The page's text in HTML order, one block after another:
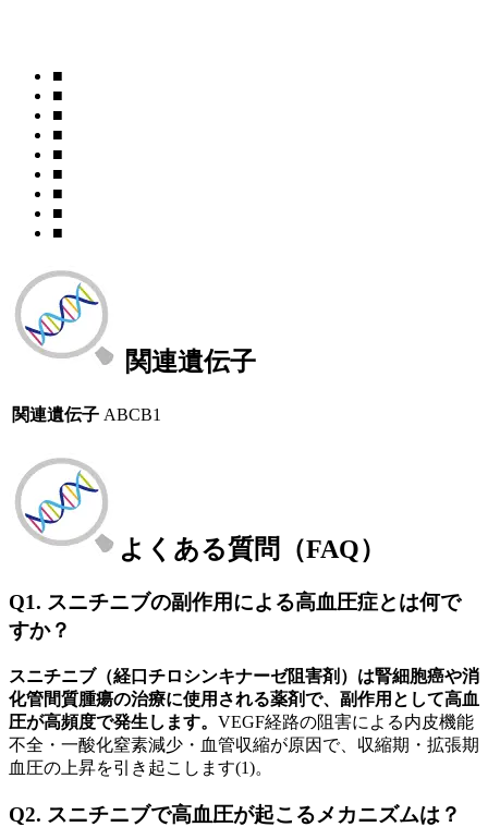
■
■
■
■
■
■
■
■
■
関連遺伝子
関連遺伝子 ABCB1
よくある質問（FAQ）
Q1. スニチニブの副作用による高血圧症とは何で
すか？
スニチニブ（経口チロシンキナーゼ阻害剤）は腎細胞癌や消
化管間質腫瘍の治療に使用される薬剤で、副作用として高血
圧が高頻度で発生します。 VEGF経路の阻害による内皮機能
不全・一酸化窒素減少・血管収縮が原因で、収縮期・拡張期
血圧の上昇を引き起こします(1)。
Q2. スニチニブで高血圧が起こるメカニズムは？